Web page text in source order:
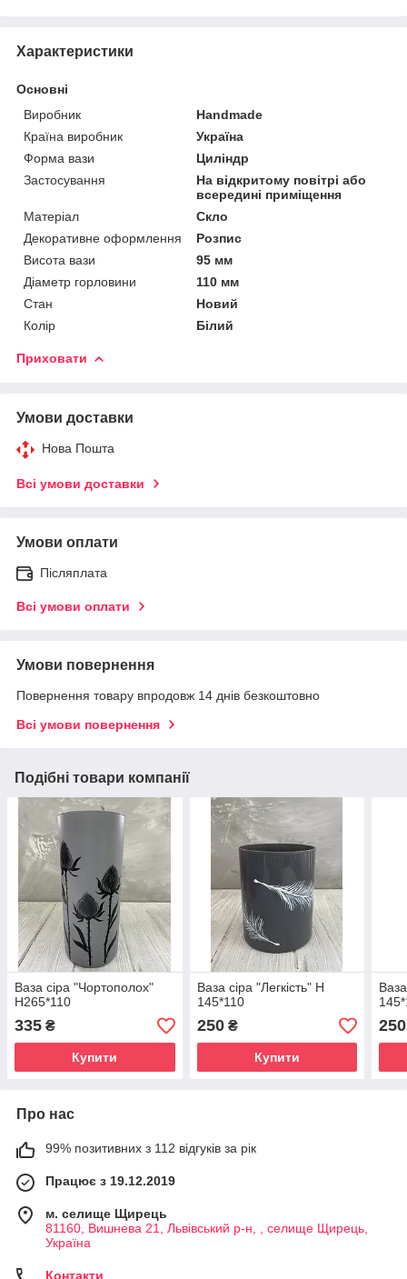
Характеристики
Основні
Виробник
Handmade
Країна виробник
Україна
Форма вази
Циліндр
Застосування
На відкритому повітрі або
всередині приміщення
Матеріал
Скло
Декоративне оформлення
Розпис
Висота вази
95 мм
Діаметр горловини
110 мм
Стан
Новий
Колір
Білий
Приховати
Умови доставки
Нова Пошта
Всі умови доставки
Умови оплати
Післяплата
Всі умови оплати
Умови повернення
Повернення товару впродовж 14 днів безкоштовно
Всі умови повернення
Подібні товари компанії
Ваза сіра "Чортополох"
Н265*110
335 ₴
Купити
Ваза сіра "Легкість" Н
145*110
250₴
Купити
250
Про нас
99% позитивних з 112 відгуків за рік
Працює з 19.12.2019
м. селище Щирець
81160, Вишнева 21, Львівський р-н, , селище Щирець,
Україна
Контакти